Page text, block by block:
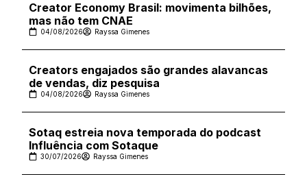
Creator Economy Brasil: movimenta bilhões,
mas não tem CNAE
04/08/2026 Rayssa Gimenes
Creators engajados são grandes alavancas
de vendas, diz pesquisa
04/08/2026 Rayssa Gimenes
Sotaq estreia nova temporada do podcast
Influência com Sotaque
30/07/2026 Rayssa Gimenes